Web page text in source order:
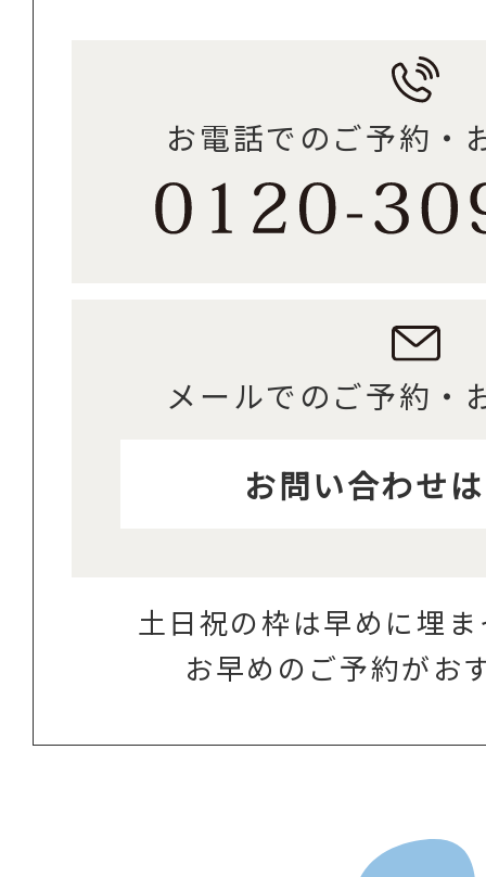
お電話でのご予約・
メールでのご予約・
お問い合わせ
土日祝の枠は早めに埋
お早めのご予約がお